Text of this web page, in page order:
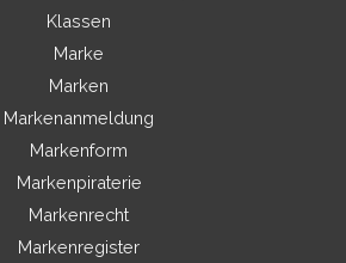
Klassen
Marke
Marken
Markenanmeldung
Markenform
Markenpiraterie
Markenrecht
Markenregister